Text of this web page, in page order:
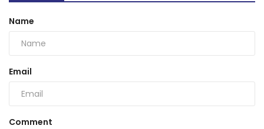
Name
Email
Comment